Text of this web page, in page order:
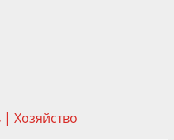
Хозяйство